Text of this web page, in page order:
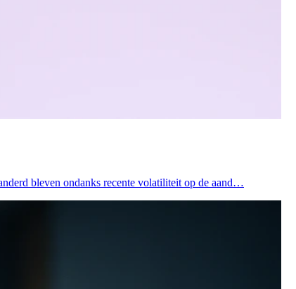
bleven ondanks recente volatiliteit op de aand…